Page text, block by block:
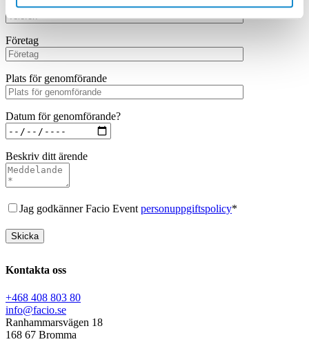
Företag
Plats för genomförande
Datum för genomförande?
Beskriv ditt ärende
Jag godkänner Facio Event personuppgiftspolicy*
Kontakta oss
+468 408 803 80
info@facio.se
Ranhammarsvägen 18
168 67 Bromma